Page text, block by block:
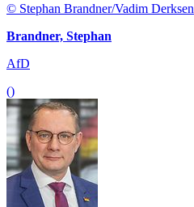
© Stephan Brandner/Vadim Derksen
Brandner, Stephan
AfD
()